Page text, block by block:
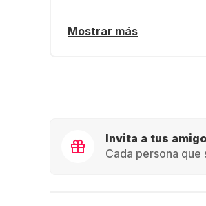
Mostrar más
Invita a tus
Cada persona que